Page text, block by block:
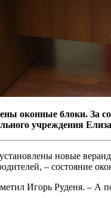
оконные блоки. За
учреждения
новые
– состояние
Игорь Руденя. – А